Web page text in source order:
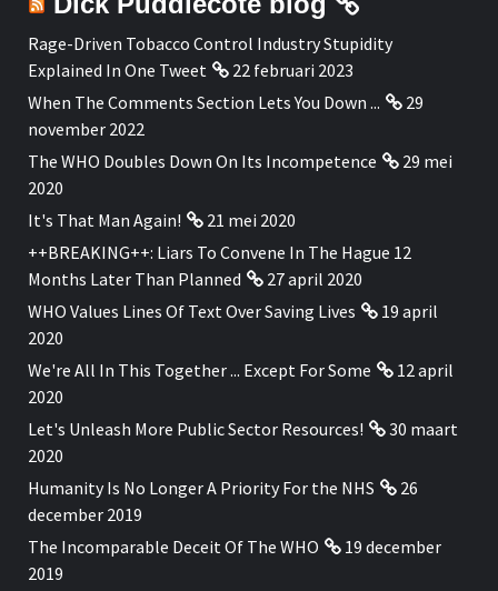
Rage-Driven Tobacco Control Industry Stupidity
Explained In One Tweet
22 februari 2023
When The Comments Section Lets You Down ...
29
november 2022
The WHO Doubles Down On Its Incompetence
29 mei
2020
It's That Man Again!
21 mei 2020
++BREAKING++: Liars To Convene In The Hague 12
Months Later Than Planned
27 april 2020
WHO Values Lines Of Text Over Saving Lives
19 april
2020
We're All In This Together ... Except For Some
12 april
2020
Let's Unleash More Public Sector Resources!
30 maart
2020
Humanity Is No Longer A Priority For the NHS
26
december 2019
The Incomparable Deceit Of The WHO
19 december
2019